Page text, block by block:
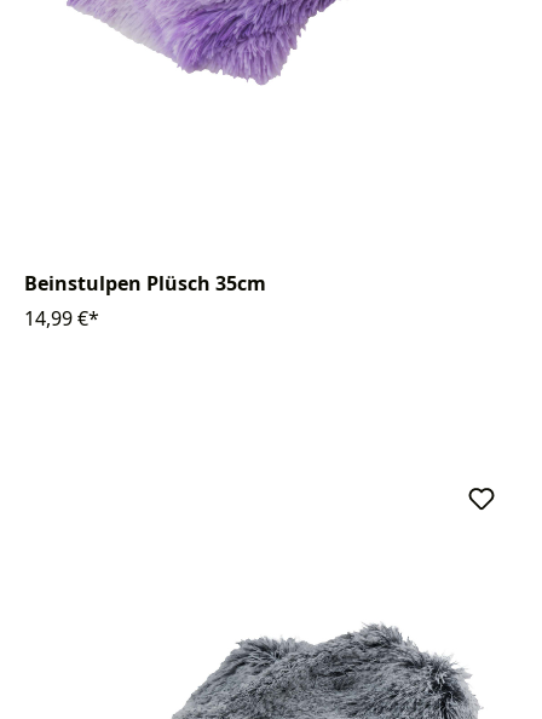
Beinstulpen Plüsch 35cm
14,99 €*